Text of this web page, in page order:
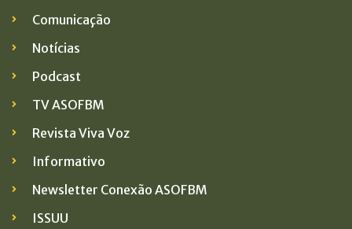
Comunicação
Notícias
Podcast
TV ASOFBM
Revista Viva Voz
Informativo
Newsletter Conexão ASOFBM
ISSUU